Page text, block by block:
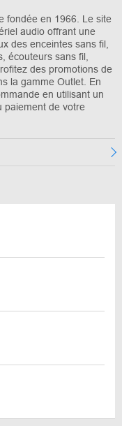
fondée en 1966. Le site
audio offrant une
des enceintes sans fil,
écouteurs sans fil,
des promotions de
la gamme Outlet. En
en utilisant un
paiement de votre